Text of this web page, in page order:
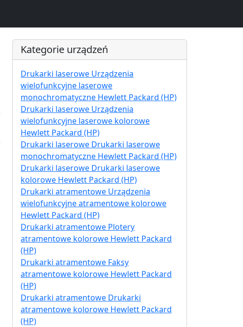
Kategorie urządzeń
Drukarki laserowe Urządzenia
wielofunkcyjne laserowe
monochromatyczne Hewlett Packard (HP)
Drukarki laserowe Urządzenia
wielofunkcyjne laserowe kolorowe
Hewlett Packard (HP)
Drukarki laserowe Drukarki laserowe
monochromatyczne Hewlett Packard (HP)
Drukarki laserowe Drukarki laserowe
kolorowe Hewlett Packard (HP)
Drukarki atramentowe Urządzenia
wielofunkcyjne atramentowe kolorowe
Hewlett Packard (HP)
Drukarki atramentowe Plotery
atramentowe kolorowe Hewlett Packard
(HP)
Drukarki atramentowe Faksy
atramentowe kolorowe Hewlett Packard
(HP)
Drukarki atramentowe Drukarki
atramentowe kolorowe Hewlett Packard
(HP)